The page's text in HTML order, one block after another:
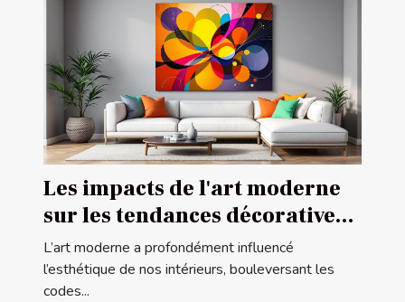
Les impacts de l'art moderne
sur les tendances décoratives
contemporaines
L’art moderne a profondément influencé
l’esthétique de nos intérieurs, bouleversant les
codes...